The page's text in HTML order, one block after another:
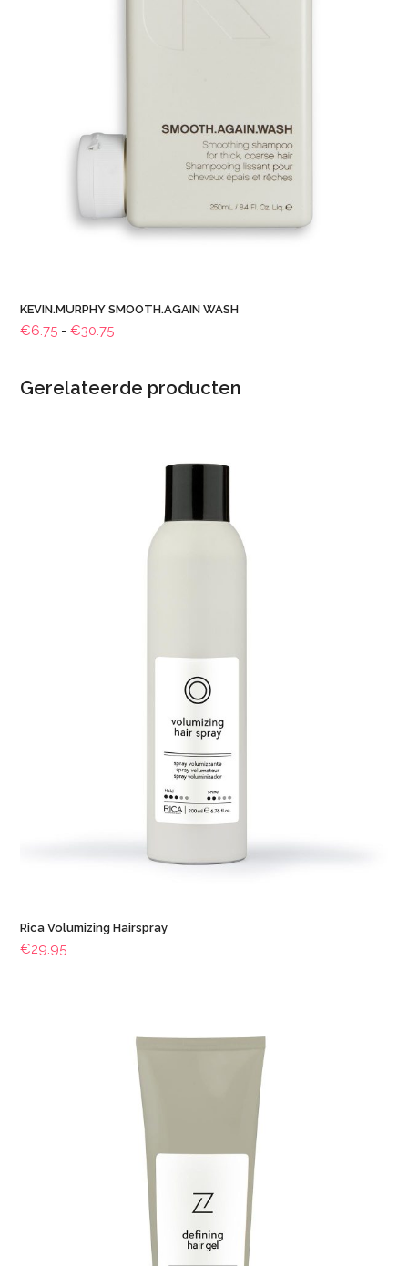
KEVIN.MURPHY SMOOTH.AGAIN WASH
€6.75 - €30.75Prijsklasse:
€30.75
Gerelateerde producten
Rica Volumizing Hairspray
€29.95